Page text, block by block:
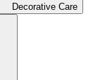
Decorative Care